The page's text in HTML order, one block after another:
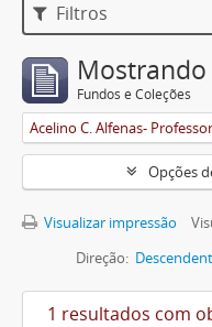
Filtros
Fundos e Coleções
Acelino C. Alfenas- Professor
Opções
Visualizar impressão
Direção:
1 resultados com